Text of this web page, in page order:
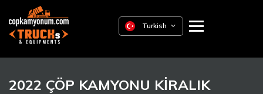
Turkish
2022 ÇÖP KAMYONU KİRALIK